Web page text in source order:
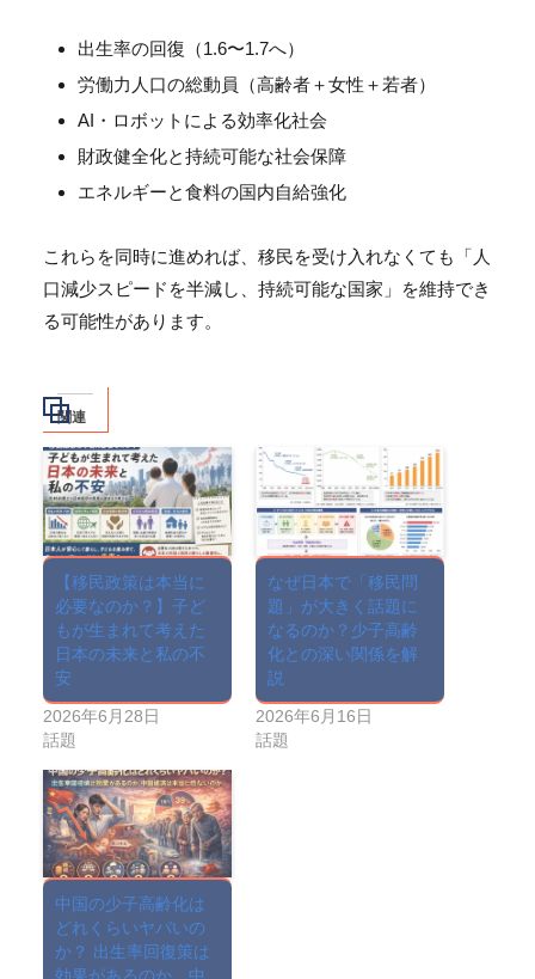
出生率の回復（1.6〜1.7へ）
労働力人口の総動員（高齢者＋女性＋若者）
AI・ロボットによる効率化社会
財政健全化と持続可能な社会保障
エネルギーと食料の国内自給強化
これらを同時に進めれば、移民を受け入れなくても「 人
口減少スピードを半減し、持続可能な国家」
を維持でき
る可能性があります。
関連
【移民政策は本当に
必要なのか？】子ど
もが生まれて考えた
日本の未来と私の不
安
2026年6月28日
話題
なぜ日本で「移民問
題」が大きく話題に
なるのか？少子高齢
化との深い関係を解
説
2026年6月16日
話題
中国の少子高齢化は
どれくらいヤバいの
か？ 出生率回復策は